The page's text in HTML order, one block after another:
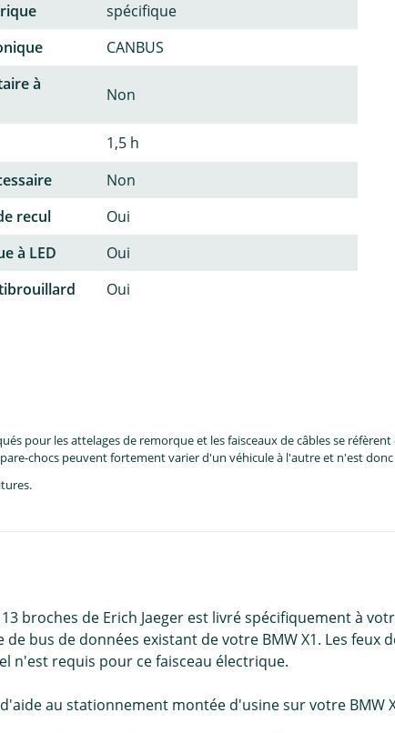
spécifique
CANBUS
à
Non
1,5 h
Non
recul
Oui
à LED
Oui
Oui
pour les attelages de remorque et les faisceaux de câbles se
chocs peuvent fortement varier d'un véhicule à l'autre et n'est
broches de Erich Jaeger est livré spécifiquement à
bus de données existant de votre BMW X1. Les
n'est requis pour ce faisceau électrique.
au stationnement montée d'usine sur votre